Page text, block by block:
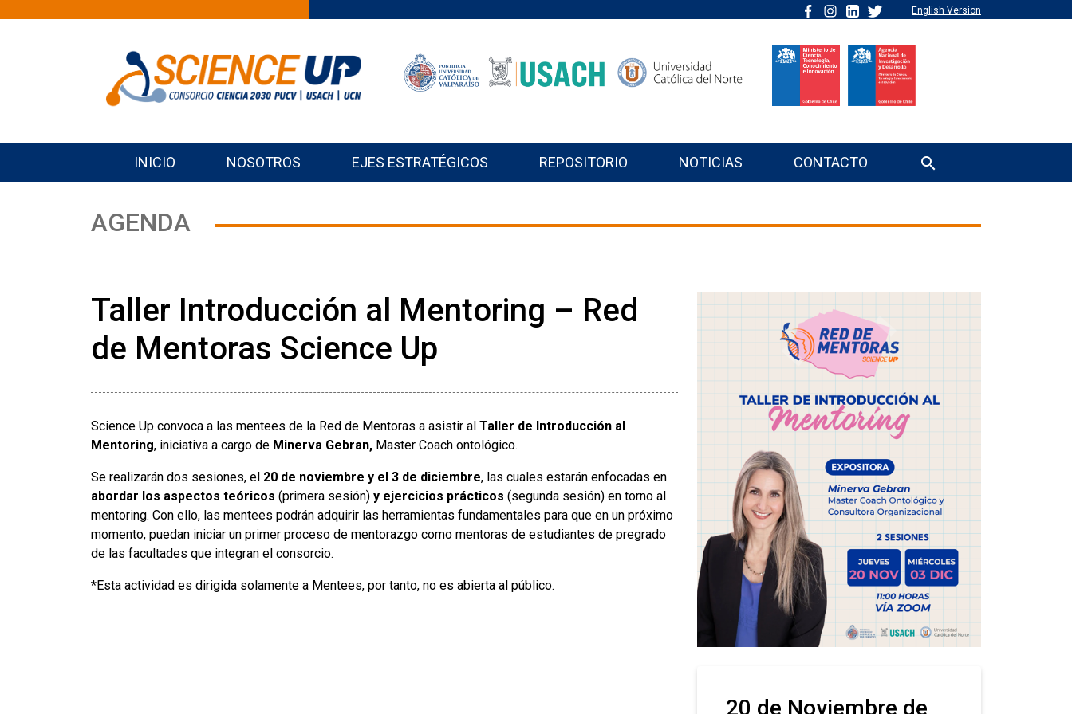
English Version
INICIO NOSOTROS EJES ESTRATÉGICOS REPOSITORIO NOTICIAS CONTACTO
AGENDA
Taller Introducción al Mentoring – Red
de Mentoras Science Up
Science Up convoca a las mentees de la Red de Mentoras a asistir al Taller de Introducción al
Mentoring, iniciativa a cargo de Minerva Gebran, Master Coach ontológico.
Se realizarán dos sesiones, el 20 de noviembre y el 3 de diciembre, las cuales estarán enfocadas en
abordar los aspectos teóricos (primera sesión) y ejercicios prácticos (segunda sesión) en torno al
mentoring. Con ello, las mentees podrán adquirir las herramientas fundamentales para que en un próximo
momento, puedan iniciar un primer proceso de mentorazgo como mentoras de estudiantes de pregrado
de las facultades que integran el consorcio.
*Esta actividad es dirigida solamente a Mentees, por tanto, no es abierta al público.
20 de Noviembre de